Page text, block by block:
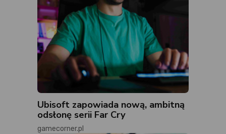
Ubisoft zapowiada nową, ambitną
odsłonę serii Far Cry
gamecorner.pl